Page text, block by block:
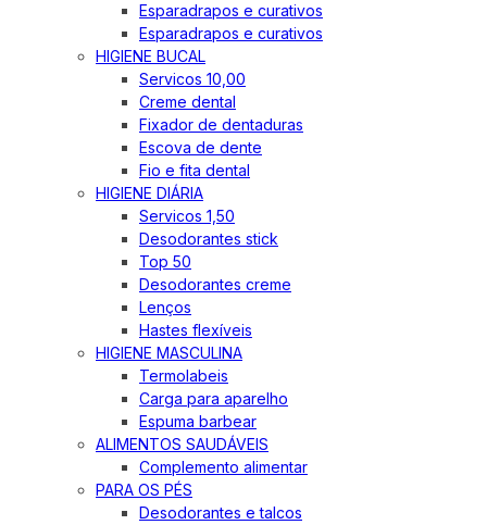
Esparadrapos e curativos
Esparadrapos e curativos
HIGIENE BUCAL
Servicos 10,00
Creme dental
Fixador de dentaduras
Escova de dente
Fio e fita dental
HIGIENE DIÁRIA
Servicos 1,50
Desodorantes stick
Top 50
Desodorantes creme
Lenços
Hastes flexíveis
HIGIENE MASCULINA
Termolabeis
Carga para aparelho
Espuma barbear
ALIMENTOS SAUDÁVEIS
Complemento alimentar
PARA OS PÉS
Desodorantes e talcos